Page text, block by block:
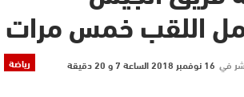
اللقب خمس مرات
رياضة في 16 نوفمبر 2018 الساعة 7 و 20 دقيقة